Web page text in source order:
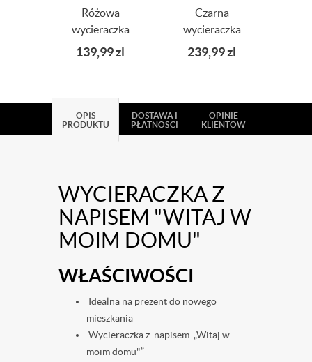
Różowa
wycieraczka
kokosowa z
napisem hejka
139,99zl
Czarna
wycieraczka
kokosowa z
napisem 60x90
239,99zl
OPIS
PRODUKTU
DOSTAWA I
PŁATNOŚCI
OPINIE
KLIENTÓW
WYCIERACZKA Z
NAPISEM "WITAJ W
MOIM DOMU"
WŁAŚCIWOŚCI
Idealna na prezent do nowego
mieszkania
Wycieraczka z napisem „Witaj w
moim domu"”